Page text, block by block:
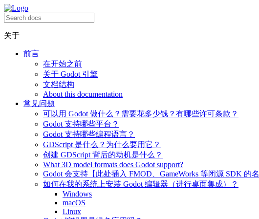
关于
前言
在开始之前
关于 Godot 引擎
文档结构
About this documentation
常见问题
可以用 Godot 做什么？需要花多少钱？有哪些许可条款？
Godot 支持哪些平台？
Godot 支持哪些编程语言？
GDScript 是什么？为什么要用它？
创建 GDScript 背后的动机是什么？
What 3D model formats does Godot support?
Godot 会支持【此处插入 FMOD、GameWorks 等闭源 SDK 的
如何在我的系统上安装 Godot 编辑器（进行桌面集成）？
Windows
macOS
Linux